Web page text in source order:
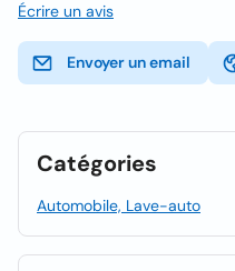
Écrire un avis
Envoyer un email
Catégories
Automobile, Lave-auto